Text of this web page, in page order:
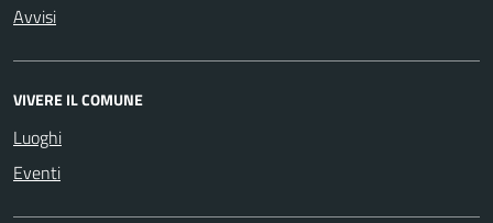
Avvisi
VIVERE IL COMUNE
Luoghi
Eventi